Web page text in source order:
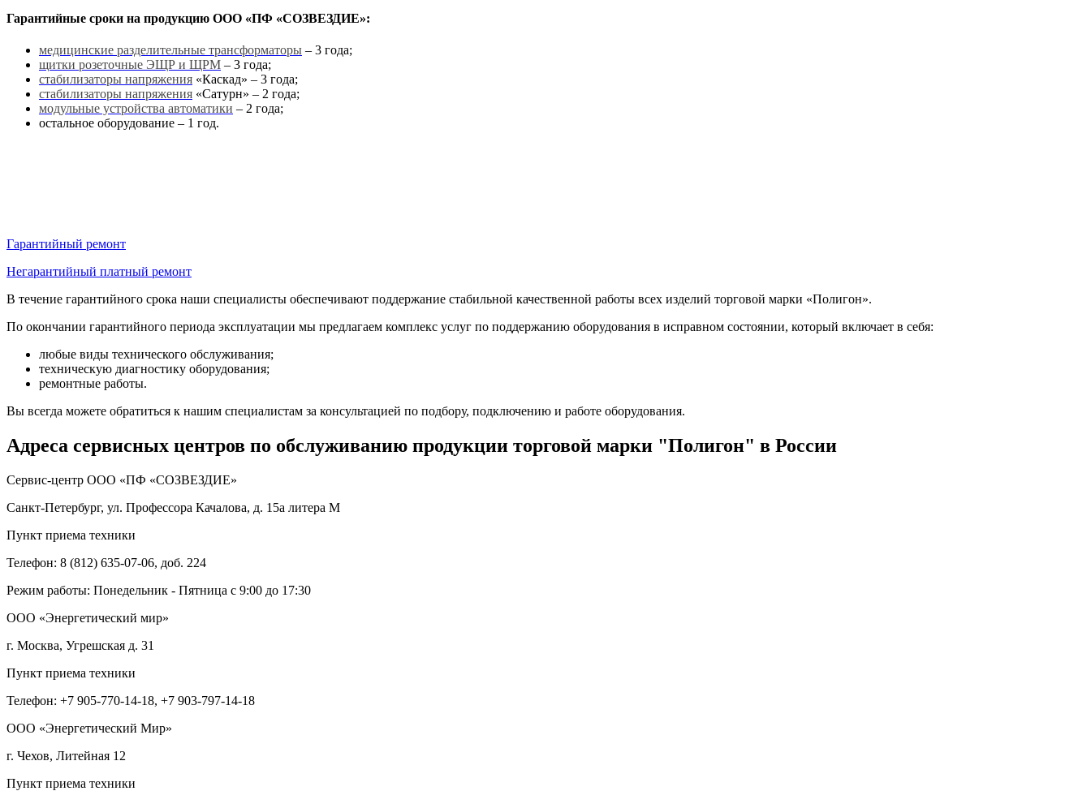
Гарантийные сроки на продукцию ООО «ПФ «СОЗВЕЗДИЕ»:
медицинские разделительные трансформаторы – 3 года;
щитки розеточные ЭЩР и ЩРМ – 3 года;
стабилизаторы напряжения «Каскад» – 3 года;
стабилизаторы напряжения «Сатурн» – 2 года;
модульные устройства автоматики – 2 года;
остальное оборудование – 1 год.
Гарантийный ремонт
Негарантийный платный ремонт
В течение гарантийного срока наши специалисты обеспечивают поддержание стабильной качественной работы всех изделий торговой марки «Полигон».
По окончании гарантийного периода эксплуатации мы предлагаем комплекс услуг по поддержанию оборудования в исправном состоянии, который включает в себя:
любые виды технического обслуживания;
техническую диагностику оборудования;
ремонтные работы.
Вы всегда можете обратиться к нашим специалистам за консультацией по подбору, подключению и работе оборудования.
Адреса сервисных центров по обслуживанию продукции торговой марки "Полигон" в России
Сервис-центр ООО «ПФ «СОЗВЕЗДИЕ»
Санкт-Петербург, ул. Профессора Качалова, д. 15а литера М
Пункт приема техники
Телефон: 8 (812) 635-07-06, доб. 224
Режим работы: Понедельник - Пятница с 9:00 до 17:30
ООО «Энергетический мир»
г. Москва, Угрешская д. 31
Пункт приема техники
Телефон: +7 905-770-14-18, +7 903-797-14-18
ООО «Энергетический Мир»
г. Чехов, Литейная 12
Пункт приема техники